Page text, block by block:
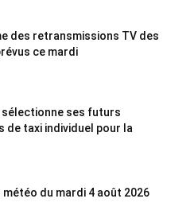
des retransmissions TV des
ce mardi
sélectionne ses futurs
de taxi individuel pour la
météo du mardi 4 août 2026